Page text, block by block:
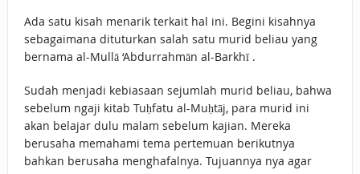
Ada satu kisah menarik terkait hal ini. Begini kisahnya
sebagaimana dituturkan salah satu murid beliau yang
bernama al-Mullā ‘Abdurrahmān al-Barkhī .
Sudah menjadi kebiasaan sejumlah murid beliau, bahwa
sebelum ngaji kitab Tuḥfatu al-Muḥtāj, para murid ini
akan belajar dulu malam sebelum kajian. Mereka
berusaha memahami tema pertemuan berikutnya
bahkan berusaha menghafalnya. Tujuannya nya agar